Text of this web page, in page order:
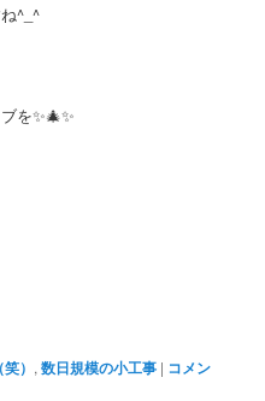
^_^
を✨🎄✨
） ,数日規模の小工事 | コメン